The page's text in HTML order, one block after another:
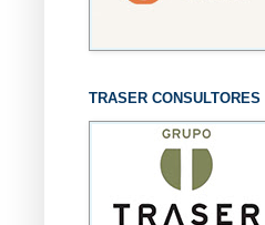
TRASER CONSULTORES